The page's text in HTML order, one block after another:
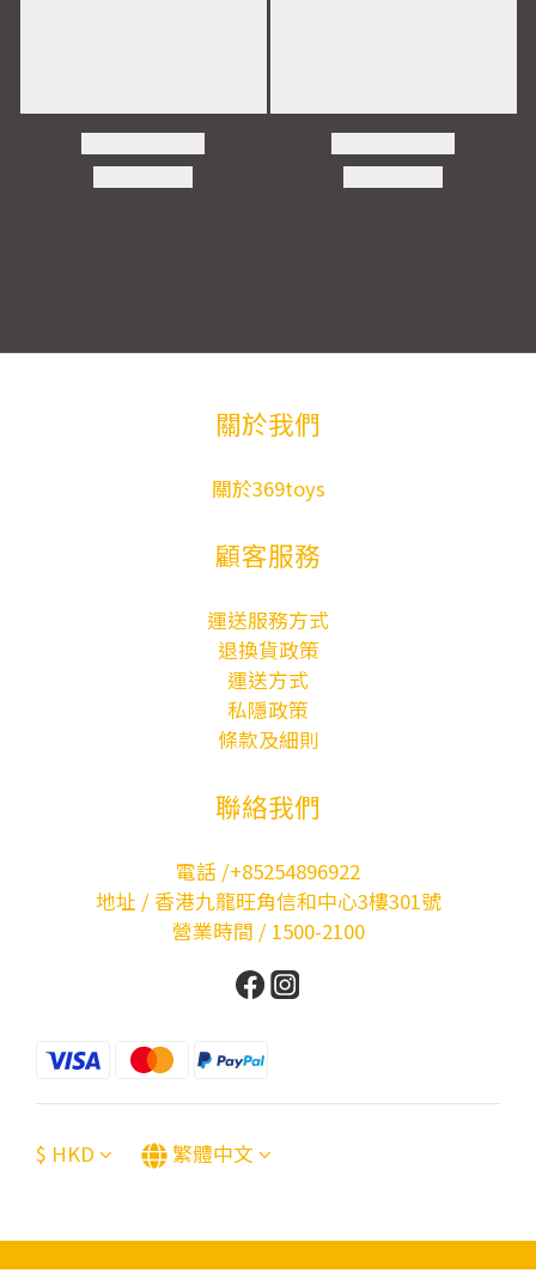
關於我們
關於369toys
顧客服務
運送服務方式
退換貨政策
運送方式
私隱政策
條款及細則
聯絡我們
電話 /+85254896922
地址 / 香港九龍旺角信和中心3樓301號
營業時間 / 1500-2100
$ HKD 繁體中文